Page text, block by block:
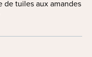
tuiles aux amandes